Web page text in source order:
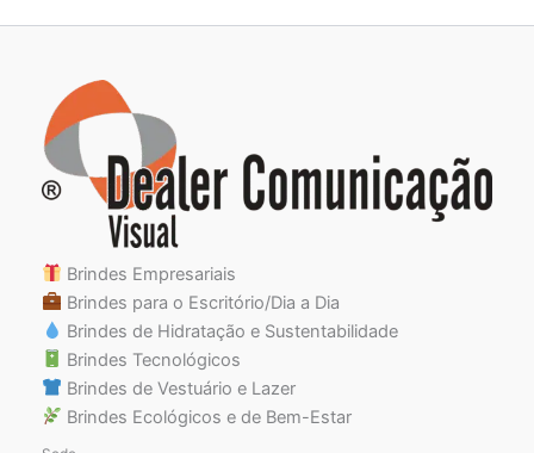
Brindes Empresariais
Brindes para o Escritório/Dia a Dia
Brindes de Hidratação e Sustentabilidade
Brindes Tecnológicos
Brindes de Vestuário e Lazer
Brindes Ecológicos e de Bem-Estar